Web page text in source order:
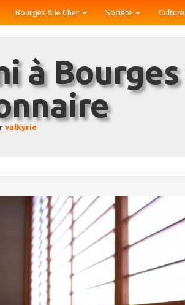
Bourges & le Cher Société Culture
valkyrie